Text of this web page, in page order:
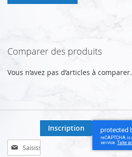
Comparer des produits
Vous n’avez pas d’articles à comparer.
Inscription
à
Inscription